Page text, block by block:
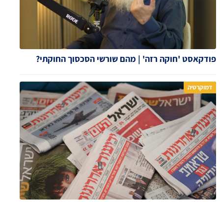
פודקאסט 'חוקה רזה' | מהם שורשי הסכסוך החוקתי?
דמוקרטיה